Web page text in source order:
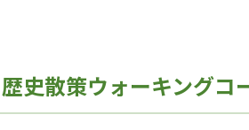
史散策ウォーキングコ